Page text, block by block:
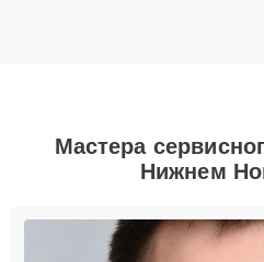
Мастера
Нижнем